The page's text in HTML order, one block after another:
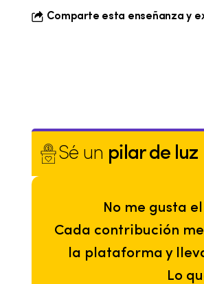
Comparte esta enseñanza y
Sé un pilar de luz
No me gusta
Cada contribución
la plataforma y
Lo